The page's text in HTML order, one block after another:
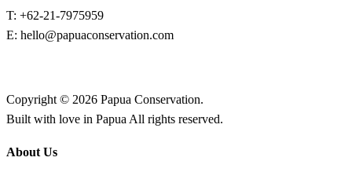
T: +62-21-7975959
E: hello@papuaconservation.com
Copyright © 2026 Papua Conservation.
Built with love in Papua All rights reserved.
About Us